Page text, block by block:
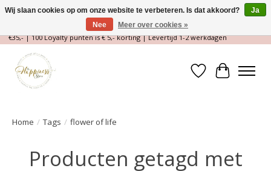
Magische Conceptstore, Edelstenen & Spirituele winkel | Gratis verzending >
€35,- | 100 Loyalty punten is € 5,- korting | Levertijd 1-2 werkdagen
Verlanglijst
Home / Tags / flower of life
Producten getagd met
Wij slaan cookies op om onze website te verbeteren. Is dat akkoord?
Ja
Nee
Meer over cookies »